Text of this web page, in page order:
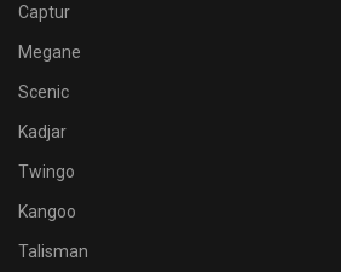
Captur
Megane
Scenic
Kadjar
Twingo
Kangoo
Talisman